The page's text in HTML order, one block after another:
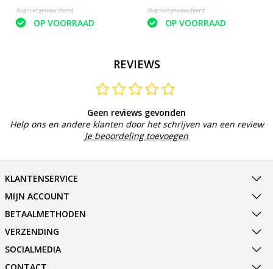
Nog niet gewaardeerd
OP VOORRAAD
Nog niet gewaardeerd
OP VOORRAAD
REVIEWS
Geen reviews gevonden
Help ons en andere klanten door het schrijven van een review
Je beoordeling toevoegen
KLANTENSERVICE
MIJN ACCOUNT
BETAALMETHODEN
VERZENDING
SOCIALMEDIA
CONTACT